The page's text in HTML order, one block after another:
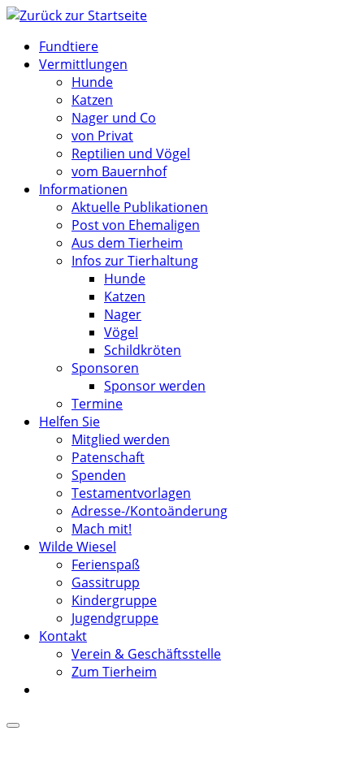
Zum
springenFundtiere
Vermittlungen
Hunde
Katzen
Nager und Co
von Privat
Reptilien und Vögel
vom Bauernhof
Informationen
Aktuelle Publikationen
Post von Ehemaligen
Aus dem Tierheim
Infos zur Tierhaltung
Hunde
Katzen
Nager
Vögel
Schildkröten
Sponsoren
Sponsor werden
Termine
Helfen Sie
Mitglied werden
Patenschaft
Spenden
Testamentvorlagen
Adresse-/Kontoänderung
Mach mit!
Wilde Wiesel
Ferienspaß
Gassitrupp
Kindergruppe
Jugendgruppe
Kontakt
Verein & Geschäftsstelle
Zum Tierheim